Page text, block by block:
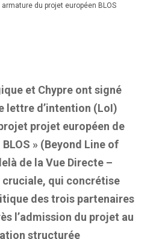
du projet européen BLOS
et Chypre ont signé
lettre d’intention (LoI)
projet européen de
» (Beyond Line of
de la Vue Directe –
cruciale, qui concrétise
des trois partenaires
l’admission du projet au
structurée